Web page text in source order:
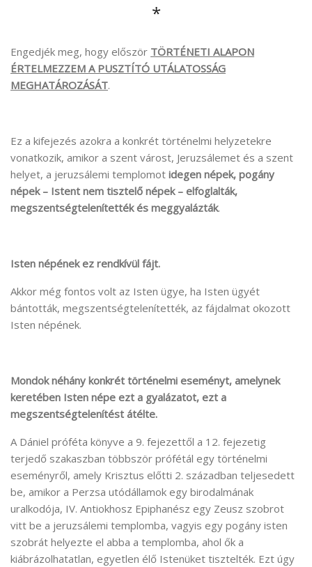
*
Engedjék meg, hogy először TÖRTÉNETI ALAPON
ÉRTELMEZZEM A PUSZTÍTÓ UTÁLATOSSÁG
MEGHATÁROZÁSÁT.
Ez a kifejezés azokra a konkrét történelmi helyzetekre
vonatkozik, amikor a szent várost, Jeruzsálemet és a szent
helyet, a jeruzsálemi templomot idegen népek, pogány
népek – Istent nem tisztelő népek – elfoglalták,
megszentségtelenítették és meggyalázták.
Isten népének ez rendkívül fájt.
Akkor még fontos volt az Isten ügye, ha Isten ügyét
bántották, megszentségtelenítették, az fájdalmat okozott
Isten népének.
Mondok néhány konkrét történelmi eseményt, amelynek
keretében Isten népe ezt a gyalázatot, ezt a
megszentségtelenítést átélte.
A Dániel próféta könyve a 9. fejezettől a 12. fejezetig
terjedő szakaszban többször prófétál egy történelmi
eseményről, amely Krisztus előtti 2. században teljesedett
be, amikor a Perzsa utódállamok egy birodalmának
uralkodója, IV. Antiokhosz Epiphanész egy Zeusz szobrot
vitt be a jeruzsálemi templomba, vagyis egy pogány isten
szobrát helyezte el abba a templomba, ahol ők a
kiábrázolhatatlan, egyetlen élő Istenüket tisztelték. Ezt úgy